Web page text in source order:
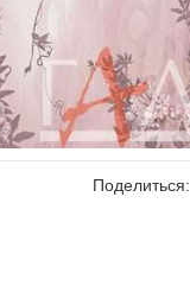
Поделиться: